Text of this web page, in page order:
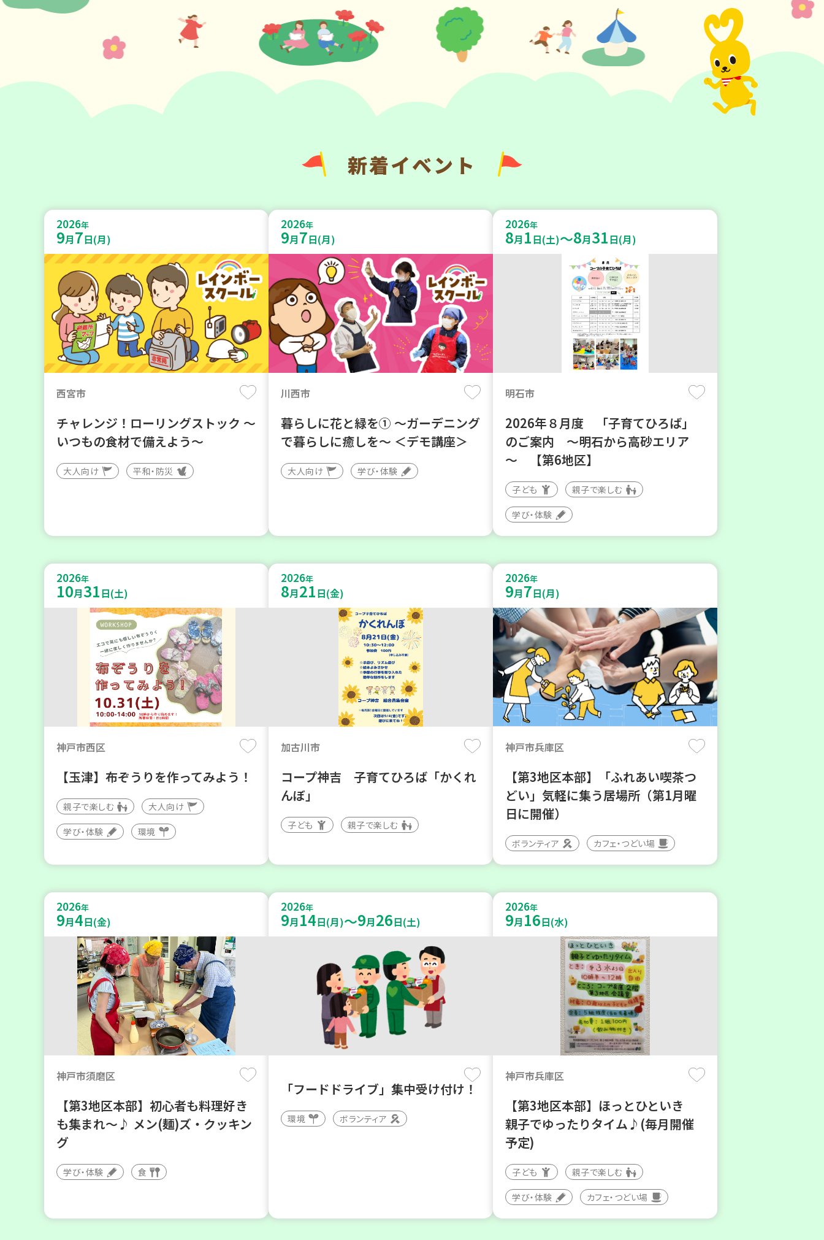
新着イベント
2026年
9月7日(月)
西宮市
チャレンジ！ローリングストック ～
いつもの食材で備えよう～
大人向け 平和・防災
2026年
9月7日(月)
川西市
暮らしに花と緑を① ～ガーデニング
で暮らしに癒しを～ ＜デモ講座＞
大人向け 学び・体験
2026年
8月 1日(土)～8月31日(月)
明石市
2026年８月度 「子育てひろば」
のご案内 ～明石から高砂エリア
～ 【第6地区】
子ども 親子で楽しむ
学び・体験
2026年
10月31日(土)
神戸市西区
【玉津】布ぞうりを作ってみよう！
親子で楽しむ 大人向け
学び・体験 環境
2026年
8月21日(金)
加古川市
コープ神吉 子育てひろば「かくれ
んぼ」
子ども 親子で楽しむ
2026年
9月7日(月)
神戸市兵庫区
【第3地区本部】「ふれあい喫茶つ
どい」気軽に集う居場所（第1月曜
日に開催）
ボランティア カフェ・つどい場
2026年
9月4日(金)
神戸市須磨区
【第3地区本部】初心者も料理好き
も集まれ～♪ メン(麺)ズ・クッキン
グ
学び・体験 食
2026年
9月 14日(月)～9月26日(土)
「フードドライブ」集中受け付け！
環境 ボランティア
2026年
9月 16日(水)
神戸市兵庫区
【第3地区本部】ほっとひといき
親子でゆったりタイム♪(毎月開催
予定)
子ども 親子で楽しむ
学び・体験 カフェ・つどい場